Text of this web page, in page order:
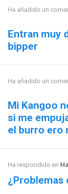
Ha añadido un
Entran muy
bipper
Ha añadido un
Mi Kangoo
si me
el burro ero
Ha respondido en
¿Problemas